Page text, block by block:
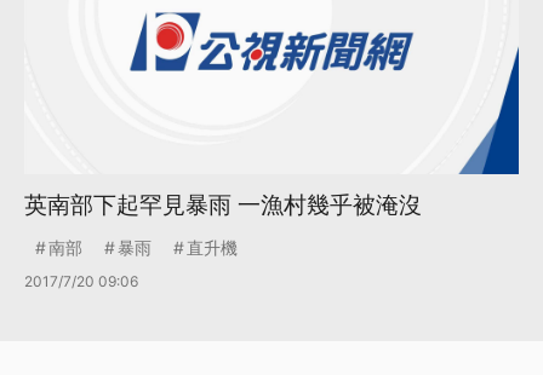
英南部下起罕見暴雨 一漁村幾乎被淹沒
南部 暴雨 直升機
2017/7/20 09:06